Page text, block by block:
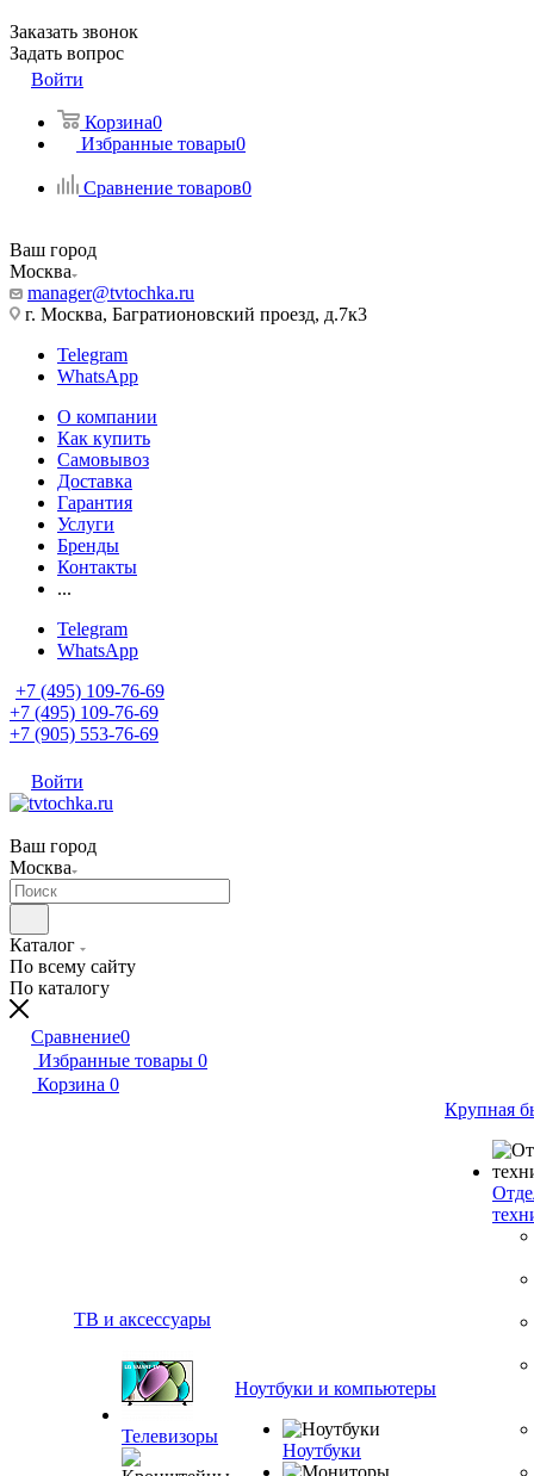
Заказать звонок
Задать вопрос
Войти
Корзина0
Избранные товары0
Сравнение товаров0
Ваш город
Москва
manager@tvtochka.ru
г. Москва, Багратионовский проезд, д.7к3
Telegram
WhatsApp
О компании
Как купить
Самовывоз
Доставка
Гарантия
Услуги
Бренды
Контакты
...
Telegram
WhatsApp
+7 (495) 109-76-69
+7 (495) 109-76-69
+7 (905) 553-76-69
Войти
Ваш город
Москва
Каталог
По всему сайту
По каталогу
Сравнение0
Избранные товары 0
Корзина 0
ТВ и аксессуары
Телевизоры
Ноутбуки и компьютеры
Ноутбуки
Крупная